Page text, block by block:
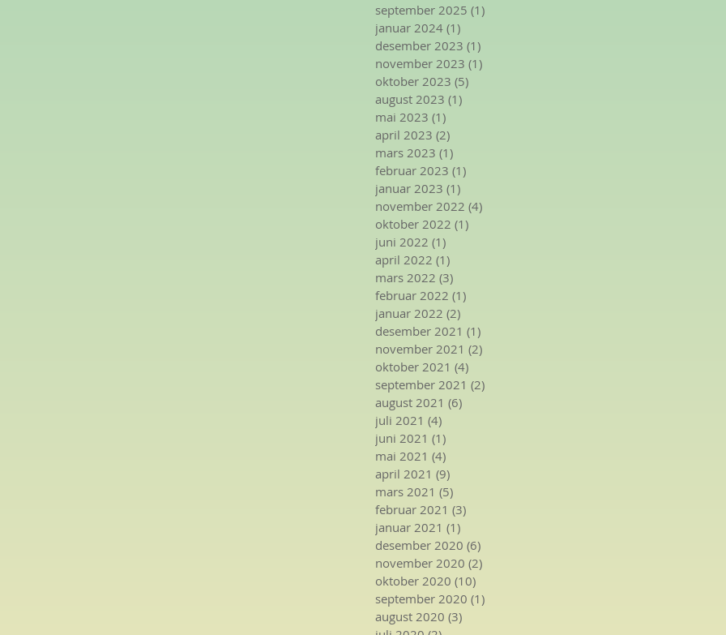
september 2025 (1)
januar 2024 (1)
desember 2023 (1)
november 2023 (1)
oktober 2023 (5)
august 2023 (1)
mai 2023 (1)
april 2023 (2)
mars 2023 (1)
februar 2023 (1)
januar 2023 (1)
november 2022 (4)
oktober 2022 (1)
juni 2022 (1)
april 2022 (1)
mars 2022 (3)
februar 2022 (1)
januar 2022 (2)
desember 2021 (1)
november 2021 (2)
oktober 2021 (4)
september 2021 (2)
august 2021 (6)
juli 2021 (4)
juni 2021 (1)
mai 2021 (4)
april 2021 (9)
mars 2021 (5)
februar 2021 (3)
januar 2021 (1)
desember 2020 (6)
november 2020 (2)
oktober 2020 (10)
september 2020 (1)
august 2020 (3)